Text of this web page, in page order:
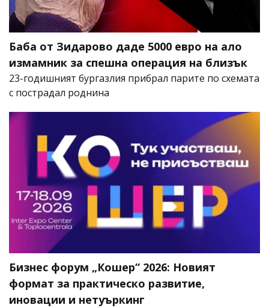
Баба от Зидарово даде 5000 евро на ало
измамник за спешна операция на близък
23-годишният бургазлия прибрал парите по схемата
с пострадал роднина
Бизнес форум „Кошер“ 2026: Новият
формат за практическо развитие,
иновации и нетуъркинг